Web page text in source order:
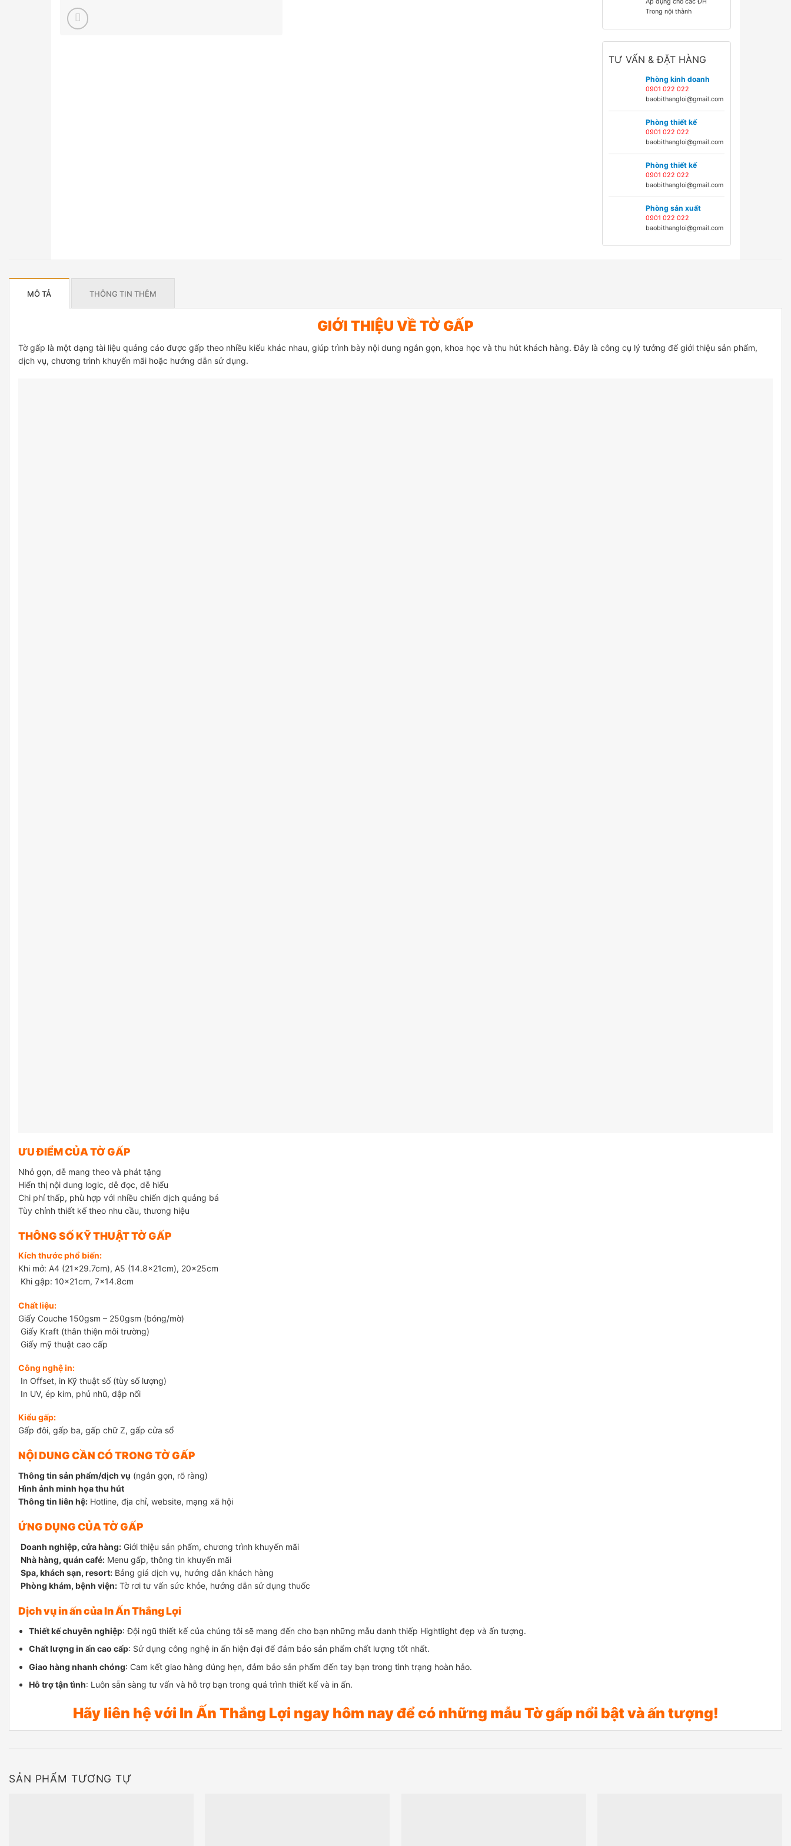
Trong nội thành
TƯ VẤN & ĐẶT HÀNG
Phòng kinh doanh
0901 022 022
baobithangloi@gmail.com
Phòng thiết kế
0901 022 022
baobithangloi@gmail.com
Phòng thiết kế
0901 022 022
baobithangloi@gmail.com
Phòng sản xuất
0901 022 022
baobithangloi@gmail.com
MÔ TẢ THÔNG TIN THÊM
GIỚI THIỆU VỀ TỜ GẤP
Tờ gấp là một dạng tài liệu quảng cáo được gấp theo nhiều kiểu khác nhau, giúp trình bày nội dung ngắn gọn, khoa học và thu hút khách hàng. Đây là công cụ lý tưởng để giới thiệu sản phẩm,
dịch vụ, chương trình khuyến mãi hoặc hướng dẫn sử dụng.
ƯU ĐIỂM CỦA TỜ GẤP
Nhỏ gọn, dễ mang theo và phát tặng
Hiển thị nội dung logic, dễ đọc, dễ hiểu
Chi phí thấp, phù hợp với nhiều chiến dịch quảng bá
Tùy chỉnh thiết kế theo nhu cầu, thương hiệu
THÔNG SỐ KỸ THUẬT TỜ GẤP
Kích thước phổ biến:
Khi mở: A4 (21×29.7cm), A5 (14.8x21cm), 20x25cm
Khi gập: 10x21cm, 7×14.8cm
Chất liệu:
Giấy Couche 150gsm – 250gsm (bóng/mờ)
Giấy Kraft (thân thiện môi trường)
Giấy mỹ thuật cao cấp
Công nghệ in:
In Offset, in Kỹ thuật số (tùy số lượng)
In UV, ép kim, phủ nhũ, dập nổi
Kiểu gấp:
Gấp đôi, gấp ba, gấp chữ Z, gấp cửa sổ
NỘI DUNG CẦN CÓ TRONG TỜ GẤP
Thông tin sản phẩm/dịch vụ (ngắn gọn, rõ ràng)
Hình ảnh minh họa thu hút
Thông tin liên hệ: Hotline, địa chỉ, website, mạng xã hội
ỨNG DỤNG CỦA TỜ GẤP
Doanh nghiệp, cửa hàng: Giới thiệu sản phẩm, chương trình khuyến mãi
Nhà hàng, quán café: Menu gấp, thông tin khuyến mãi
Spa, khách sạn, resort: Bảng giá dịch vụ, hướng dẫn khách hàng
Phòng khám, bệnh viện: Tờ rơi tư vấn sức khỏe, hướng dẫn sử dụng thuốc
Dịch vụ in ấn của In Ấn Thắng Lợi
Thiết kế chuyên nghiệp: Đội ngũ thiết kế của chúng tôi sẽ mang đến cho bạn những mẫu danh thiếp Hightlight đẹp và ấn tượng.
Chất lượng in ấn cao cấp: Sử dụng công nghệ in ấn hiện đại để đảm bảo sản phẩm chất lượng tốt nhất.
Giao hàng nhanh chóng: Cam kết giao hàng đúng hẹn, đảm bảo sản phẩm đến tay bạn trong tình trạng hoàn hảo.
Hỗ trợ tận tình: Luôn sẵn sàng tư vấn và hỗ trợ bạn trong quá trình thiết kế và in ấn.
Hãy liên hệ với In Ấn Thắng Lợi ngay hôm nay để có những mẫu Tờ gấp nổi bật và ấn tượng!
SẢN PHẨM TƯƠNG TỰ